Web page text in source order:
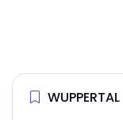
WUPPERTAL